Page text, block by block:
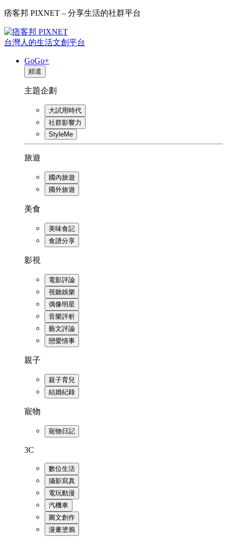
痞客邦 PIXNET – 分享生活的社群平台
台灣人的生活文創平台
GoGo+
頻道
主題企劃
大試用時代
社群影響力
StyleMe
旅遊
國內旅遊
國外旅遊
美食
美味食記
食譜分享
影視
電影評論
視聽娛樂
偶像明星
音樂評析
藝文評論
戀愛情事
親子
親子育兒
結婚紀錄
寵物
寵物日記
3C
數位生活
攝影寫真
電玩動漫
汽機車
圖文創作
漫畫塗鴉